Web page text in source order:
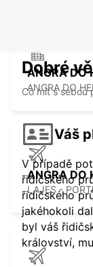
ANGRA DO
ANGRA DO
ANGRA DO
LAJES -
Dobré
Co mít s
Váš
V případě
řidičského
řidičského
jakéhokoli
byl váš
království,